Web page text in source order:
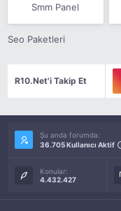
Smm Panel
Seo Paketleri
R10.Net'i Takip Et
Şu anda forumda:
36.705 Kullanıcı Aktif
Konular:
4.432.427